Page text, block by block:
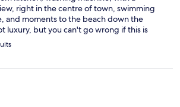
right in the centre of town, swimming
and moments to the beach down the
luxury, but you can't go wrong if this is